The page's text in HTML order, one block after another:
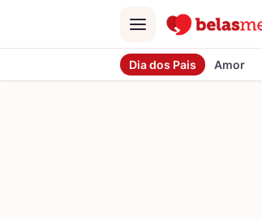
Menu
Dia dos Pais Amor